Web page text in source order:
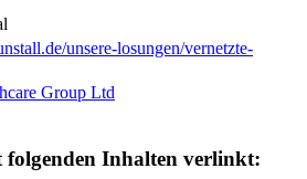
unsere-losungen/vernetzte-
Group Ltd
folgenden Inhalten verlinkt: